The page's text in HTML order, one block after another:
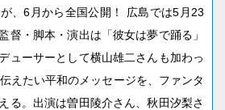
、6月から全国公開！ 広島では5月23
督・脚本・演出は「彼女は夢で踊る」
ューサーとして横山雄二さんも加わっ
えたい平和のメッセージを、ファンタ
る。出演は曽田陵介さん、秋田汐梨さ